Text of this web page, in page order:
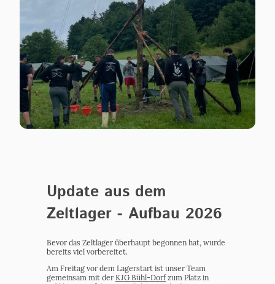
Update aus dem
Zeltlager - Aufbau 2026
Bevor das Zeltlager überhaupt begonnen hat, wurde
bereits viel vorbereitet.
Am Freitag vor dem Lagerstart ist unser Team
gemeinsam mit der KJG Bühl-Dorfzum Platz in